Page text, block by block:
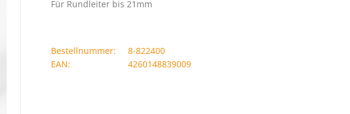
Für Rundleiter bis 21mm
Bestellnummer:
8-822400
EAN:
4260148839009